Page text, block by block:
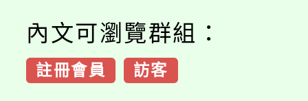
內文可瀏覽群組：
註冊會員 訪客